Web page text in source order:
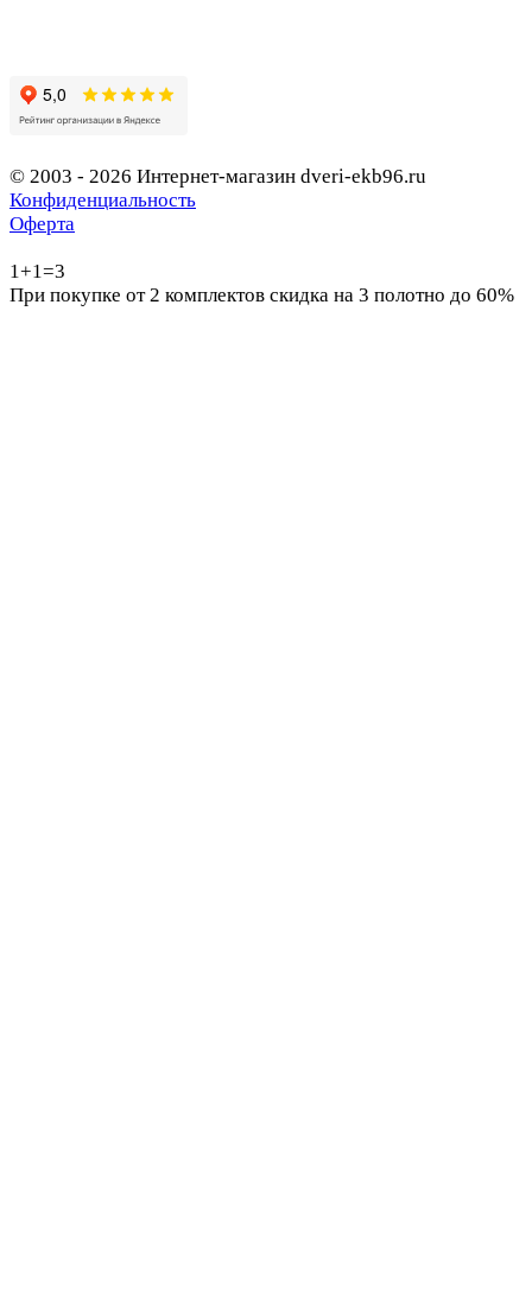
© 2003 - 2026 Интернет-магазин dveri-ekb96.ru
Конфиденциальность
Оферта
1+1=3
При покупке от 2 комплектов скидка на 3 полотно до 60%